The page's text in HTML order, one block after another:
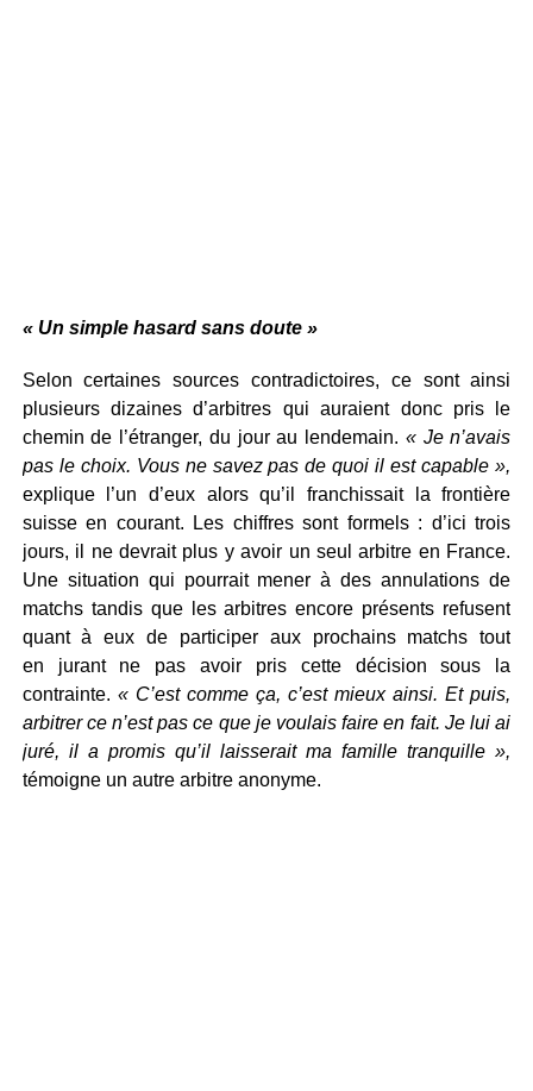
« Un simple hasard sans doute »
Selon certaines sources contradictoires, ce sont ainsi
plusieurs dizaines d’arbitres qui auraient donc pris le
chemin de l’étranger, du jour au lendemain. « Je n’avais
pas le choix. Vous ne savez pas de quoi il est capable »,
explique l’un d’eux alors qu’il franchissait la frontière
suisse en courant. Les chiffres sont formels : d’ici trois
jours, il ne devrait plus y avoir un seul arbitre en France.
Une situation qui pourrait mener à des annulations de
matchs tandis que les arbitres encore présents refusent
quant à eux de participer aux prochains matchs tout
en jurant ne pas avoir pris cette décision sous la
contrainte. « C’est comme ça, c’est mieux ainsi. Et puis,
arbitrer ce n’est pas ce que je voulais faire en fait. Je lui ai
juré, il a promis qu’il laisserait ma famille tranquille »,
témoigne un autre arbitre anonyme.